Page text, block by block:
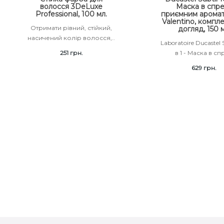
волосся 3DeLuxe
Professional, 100 мл.
Отримати рівний, стійкий,
насичений колір волосся,..
251 грн.
Маска в
приємним
Valentino,
догляд, 150
Laboratoire Ducastel
в 1 - Маска в
629 грн.